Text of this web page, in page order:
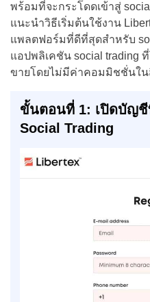
พร้อมที่จะกระโดดเข้าสู่
แนะนำวิธีเริ่มต้นใช้งาน
แพลตฟอร์มที่ดีที่สุดสำหรับ
แอปพลิเคชัน social trading
ขายโดยไม่มีค่าคอมมิชชั่นใ
ขั้นตอนที่ 1: เปิดบัญ
Social Trading